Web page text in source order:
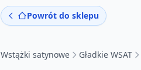
Powrót do sklepu
Wstążki satynowe Gładkie WSAT